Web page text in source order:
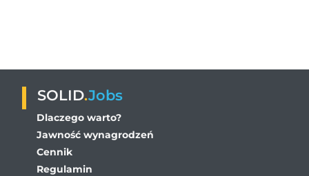
SOLID.Jobs
Dlaczego warto?
Jawność wynagrodzeń
Cennik
Regulamin